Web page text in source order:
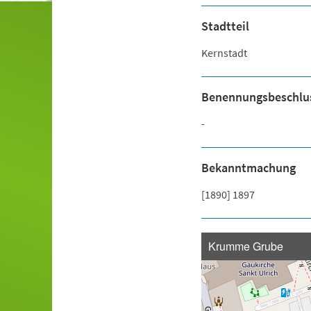
Stadtteil
Kernstadt
-
Bekanntmachung
[1890] 1897
Krumme Grube